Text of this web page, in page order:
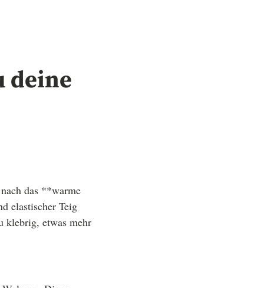
deine
das **warme
elastischer Teig
klebrig, etwas mehr